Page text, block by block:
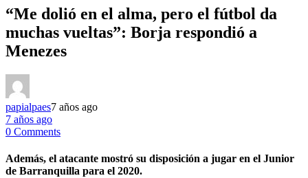
“Me dolió en el alma, pero el fútbol da
muchas vueltas”: Borja respondió a
Menezes
papialpaes7 años ago
7 años ago
0 Comments
Además, el atacante mostró su disposición a jugar en el Junior
de Barranquilla para el 2020.